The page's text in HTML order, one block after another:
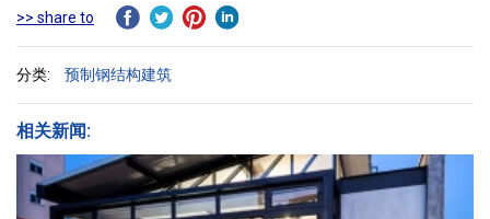
>> share to
分类: 预制钢结构建筑
相关新闻: